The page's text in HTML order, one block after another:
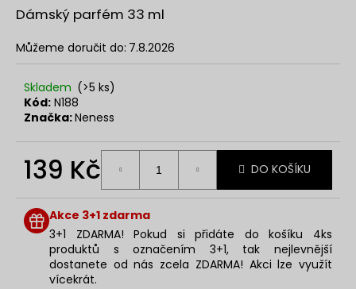
z
5
Dámský parfém 33 ml
Můžeme doručit do: 7.8.2026
Skladem (>5 ks)
Kód: N188
Značka:Neness
139 Kč
cena:
DO KOŠÍKU
Akce 3+1 zdarma
3+1 ZDARMA! Pokud si přidáte do košíku 4ks
produktů s označením 3+1, tak nejlevnější
dostanete od nás zcela ZDARMA! Akci lze využít
vícekrát.
u
e
e
VERANO
DRAGON
BODY
MIST
299